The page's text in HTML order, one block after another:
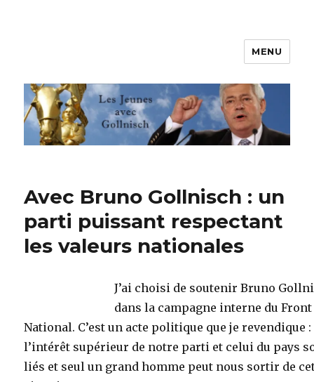
Les jeunes avec Gollnisch
MENU
Avec Bruno Gollnisch : un
parti puissant respectant
les valeurs nationales
J’ai choisi de soutenir Bruno
dans la campagne interne du Front
National. C’est un acte politique que je revendique :
l’intérêt supérieur de notre parti et celui du pays
liés et seul un grand homme peut nous sortir de